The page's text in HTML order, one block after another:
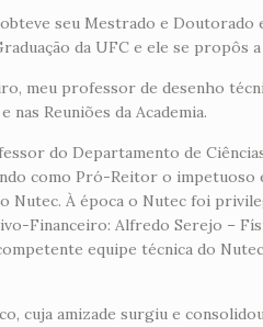
obteve seu Mestrado e
da UFC e ele se
meu professor de desenho
Reuniões da Academia.
do Departamento de
como Pró-Reitor o
Nutec. À época o Nutec foi
Financeiro: Alfredo Serejo –
equipe técnica do
cuja amizade surgiu e